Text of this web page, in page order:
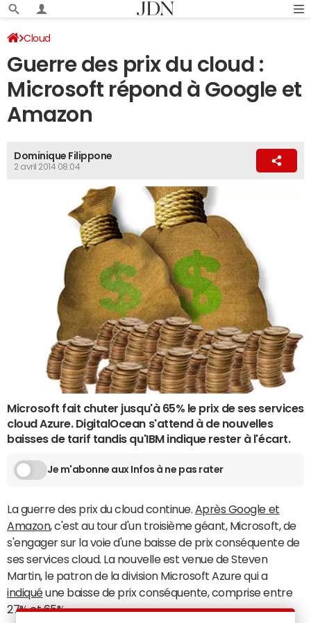
Cloud
Guerre des prix du cloud :
Microsoft répond à Google et
Amazon
Dominique Filippone
2 avril 2014 08:04
Microsoft fait chuter jusqu'à 65% le prix de ses services
cloud Azure. DigitalOcean s'attend à de nouvelles
baisses de tarif tandis qu'IBM indique rester à l'écart.
Je m'abonne aux Infos à ne pas rater
La guerre des prix du cloud continue. Après Google et
Amazon, c'est au tour d'un troisième géant, Microsoft, de
s'engager sur la voie d'une baisse de prix conséquente de
ses services cloud. La nouvelle est venue de Steven
Martin, le patron de la division Microsoft Azure qui a
indiquéune baisse de prix conséquente, comprise entre
27% et 65%.